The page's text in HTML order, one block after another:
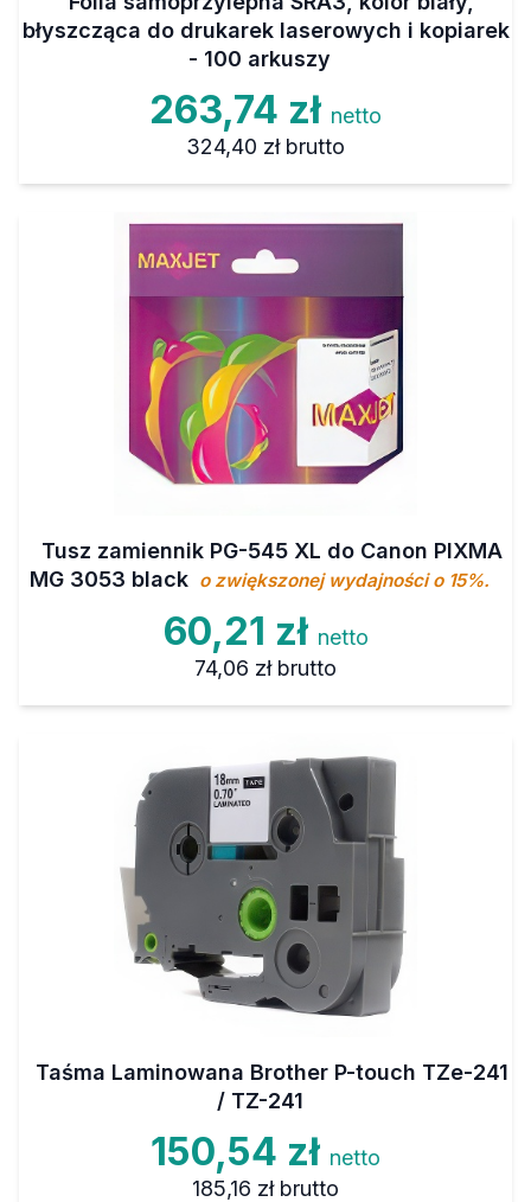
błyszcząca do drukarek laserowych i kopiarek
- 100 arkuszy
263,74 zł netto
324,40 zł brutto
Tusz zamiennik PG-545 XL do Canon PIXMA
MG 3053 black o zwiększonej wydajności o 15%.
60,21 zł netto
74,06 zł brutto
Taśma Laminowana Brother P-touch TZe-241
/ TZ-241
150,54 zł netto
185,16 zł brutto